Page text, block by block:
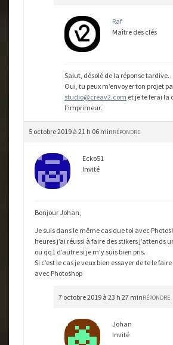
Raf
Maître des clés
Salut, désolé de la réponse tardive…
Oui, tu peux m’envoyer ton projet
studio@creav2.com et je te ferai la
l’imprimeur.
5 octobre 2019 à 21 h 06 minRÉPONDRE
Ecko51
Invité
Bonjour Johan,
Je suis dans le même cas que toi avec
heures j’ai réussi à faire des stikers j’attends
ou qq1 d’autre si je m’y suis bien pris.
Si c’est le cas je veux bien essayer de te le
avec Photoshop
7 octobre 2019 à 23 h 27 minRÉPONDRE
Johan
Invité